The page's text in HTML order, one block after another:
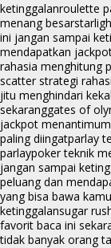
ketinggalanroulette
menang besar
ini jangan sampai
mendapatkan
rahasia menghitung
scatter strategi
jitu menghindari
sekaranggates of
jackpot menantimu
paling diingatparlay
parlaypoker teknik
jangan sampai
peluang dan
yang bisa bawa
ketinggalansugar
favorit baca ini
tidak banyak orang